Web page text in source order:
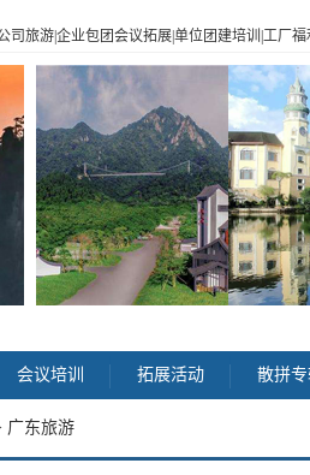
司旅游|企业包团会议拓展|单位团建培训|工厂
会议培训 拓展活动 散拼
广东旅游